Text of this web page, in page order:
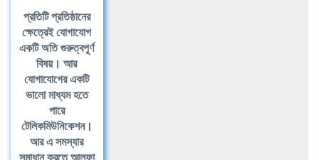
প্রতিটি প্রতিষ্ঠানের
ক্ষেত্রেই যোগাযোগ
একটি অতি গুরুত্বপূর্ণ
বিষয়। আর
যোগাযোগের একটি
ভালো মাধ্যম হতে
পারে
টেলিকমিউনিকেশন।
আর এ সমস্যার
সমাধান করতে আলফা